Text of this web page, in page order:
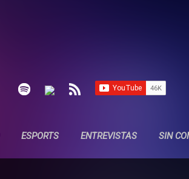
ESPORTS ENTREVISTAS SIN